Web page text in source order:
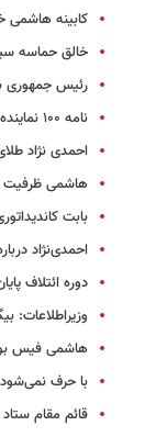
کابینه هاشمی‌
خالق حماسه
رئیس جمهوری
نامه ۱۰۰ نماینده مجلس به شورای نگهبان برای رد صلاحیت هاشمی
احمدی نژاد طلای 24 عیار است؛ در آینده پشت پرده بعضی چیزها را
هاشمی ظرفیت
بابت کاندیداتوری
احمدی‌نژاد
دوره ائتلاف
وزیراطلاعات:
هاشمی فیس
با حرف نمی‌شود
قائم مقام